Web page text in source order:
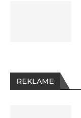
REKLAME